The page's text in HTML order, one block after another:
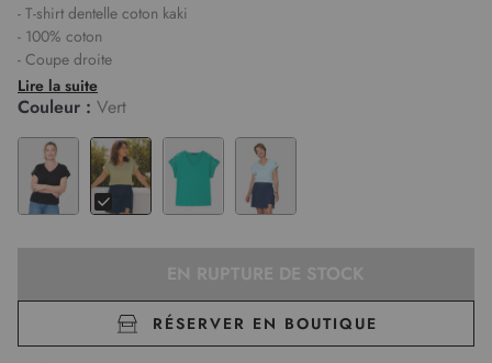
- T-shirt dentelle coton kaki
- 100% coton
- Coupe droite
- Col V avec surpiqûres ton sur ton
- Manches courtes tombantes avec revers et patte de boutonnage
- Épaules en dentelle délicate
- Tissu stretch et doux
- Monique mesure 1,75m et porte une taille 1
Lire la suite
Couleur : Vert
RÉSERVER EN BOUTIQUE